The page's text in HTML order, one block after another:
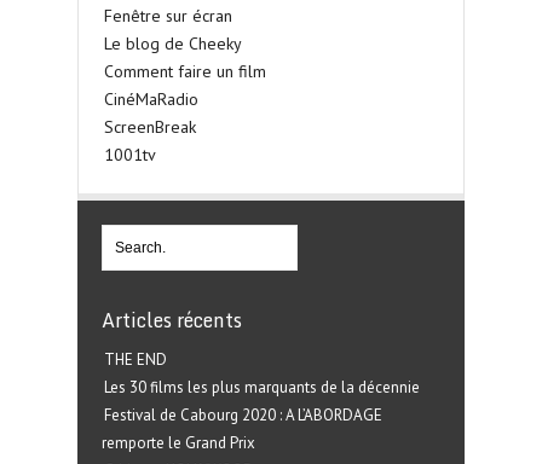
Fenêtre sur écran
Le blog de Cheeky
Comment faire un film
CinéMaRadio
ScreenBreak
1001tv
Articles récents
THE END
Les 30 films les plus marquants de la décennie
Festival de Cabourg 2020 : A L’ABORDAGE
remporte le Grand Prix